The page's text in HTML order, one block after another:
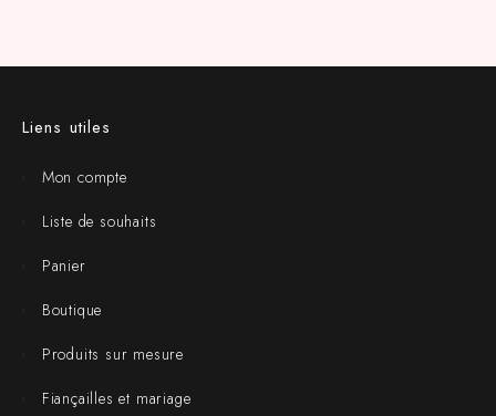
Liens utiles
Mon compte
Liste de souhaits
Panier
Boutique
Produits sur mesure
Fiançailles et mariage